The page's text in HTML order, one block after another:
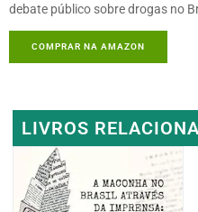
debate público sobre drogas no
COMPRAR NA AMAZON
LIVROS